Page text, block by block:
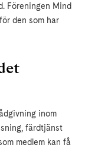
Föreningen Mind
den som har
inom
färdtjänst
medlem kan få